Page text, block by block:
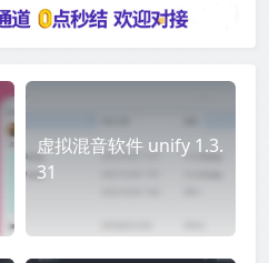
虚拟混音软件 unify 1.3.
31